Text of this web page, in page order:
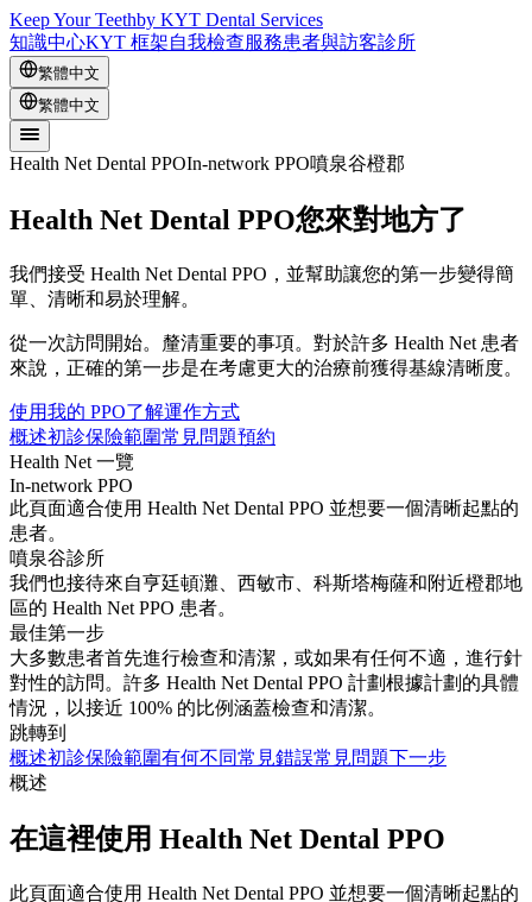
Keep Your Teethby KYT Dental Services
知識中心KYT 框架自我檢查服務患者與訪客診所
繁體中文
繁體中文
Health Net Dental PPOIn-network PPO噴泉谷橙郡
Health Net Dental PPO您來對地方了
我們接受 Health Net Dental PPO，並幫助讓您的第一步變得簡
單、清晰和易於理解。
從一次訪問開始。釐清重要的事項。對於許多 Health Net 患者
來說，正確的第一步是在考慮更大的治療前獲得基線清晰度。
使用我的 PPO了解運作方式
概述初診保險範圍常見問題預約
Health Net 一覽
In-network PPO
此頁面適合使用 Health Net Dental PPO 並想要一個清晰起點的
患者。
噴泉谷診所
我們也接待來自亨廷頓灘、西敏市、科斯塔梅薩和附近橙郡地
區的 Health Net PPO 患者。
最佳第一步
大多數患者首先進行檢查和清潔，或如果有任何不適，進行針
對性的訪問。許多 Health Net Dental PPO 計劃根據計劃的具體
情況，以接近 100% 的比例涵蓋檢查和清潔。
跳轉到
概述初診保險範圍有何不同常見錯誤常見問題下一步
概述
在這裡使用 Health Net Dental PPO
此頁面適合使用 Health Net Dental PPO 並想要一個清晰起點的